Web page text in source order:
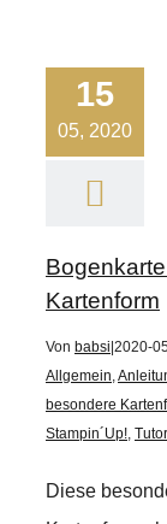
15
05, 2020
Kartenform
Von babsi 2020-
Allgemein,
besondere
Stampin´Up!,
Diese